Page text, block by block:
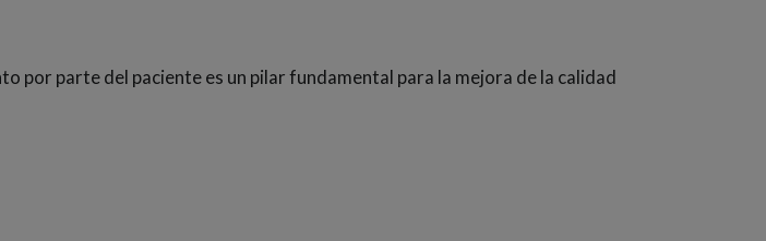
por parte del paciente es un pilar fundamental para la mejora de la calidad